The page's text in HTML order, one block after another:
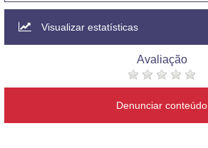
Visualizar estatísticas
Avaliação
Denunciar conteúdo